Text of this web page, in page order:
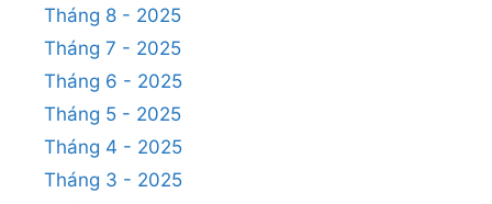
Tháng 8 - 2025
Tháng 7 - 2025
Tháng 6 - 2025
Tháng 5 - 2025
Tháng 4 - 2025
Tháng 3 - 2025